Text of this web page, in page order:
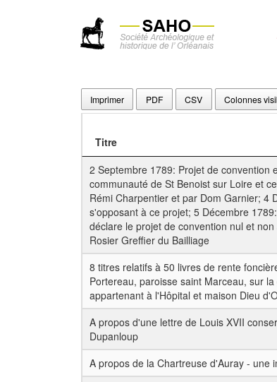
Imprimer PDF CSV Colonnes
Titre
2 Septembre 1789: Projet de convention
communauté de St Benoist sur Loire et
Rémi Charpentier et par Dom Garnier; 4
s'opposant à ce projet; 5 Décembre
déclare le projet de convention nul et
Rosier Greffier du Bailliage
8 titres relatifs à 50 livres de rente
Portereau, paroisse saint Marceau, sur
appartenant à l'Hôpital et maison Dieu
A propos d'une lettre de Louis XVII
Dupanloup
A propos de la Chartreuse d'Auray - une